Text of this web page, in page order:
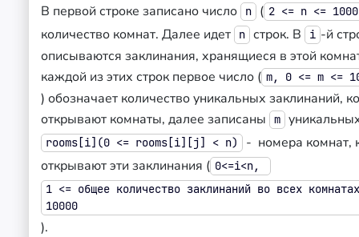
В первой строке записано число
n ( 2 <= n <= 1000
количество комнат. Далее идет n строк. В i -й
описываются заклинания, хранящиеся в этой
каждой из этих строк первое число ( m, 0 <= m <=
) обозначает количество уникальных заклинаний,
открывают комнаты, далее записаны
m
rooms[i](0 <= rooms[i][j] < n)
- номера комнат,
открывают эти заклинания ( 0<=i<n,
1 <= общее количество заклинаний во всех
10000
).